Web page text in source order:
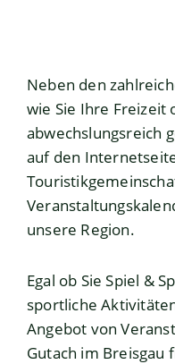
Neben den
wie Sie Ihre Freizeit
abwechslungsreich
auf den
unsere Region.
Egal ob Sie Spiel &
sportliche
Angebot von
Gutach im Breisgau